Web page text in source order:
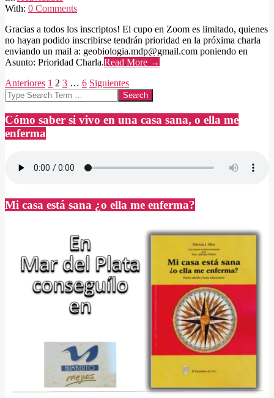
With: 0 Comments
Gracias a todos los inscriptos! El cupo en Zoom es limitado, quienes
no hayan podido inscribirse tendrán prioridad en la próxima charla
enviando un mail a: geobiologia.mdp@gmail.com poniendo en
Asunto: Prioridad Charla.Read More →
Paginación
de
entradas
Anteriores 1 2 3 … 6 Siguientes
Search
Cómo saber si vivo en una casa sana, o ella me
enferma
Mi casa está sana ¿o ella me enferma?